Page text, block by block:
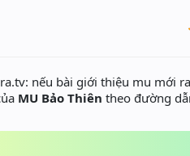
nếu bài giới thiệu mu mới
MU Bảo Thiên theo đường